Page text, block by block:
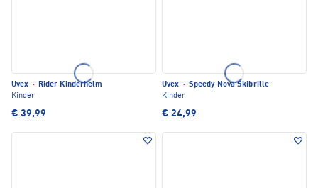
Uvex · Rider Kinderhelm
Kinder
€ 39,99
Uvex · Speedy Nova Skibrille
Kinder
€ 24,99